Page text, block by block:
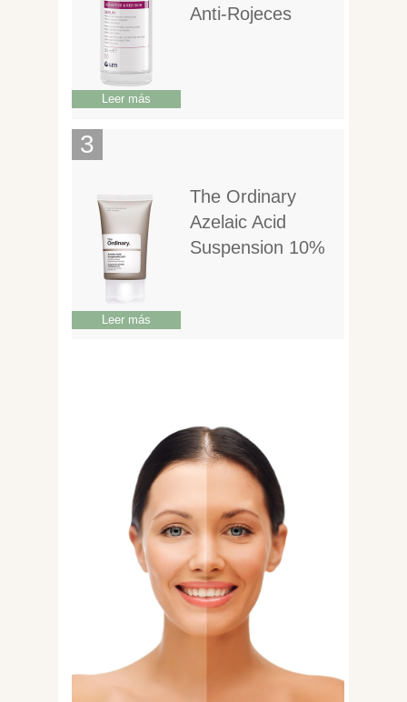
Anti-Rojeces
Leer más
The Ordinary
Azelaic Acid
Suspension 10%
Leer más